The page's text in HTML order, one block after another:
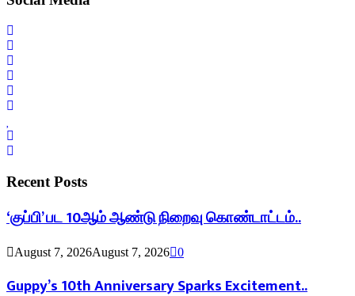
Recent Posts
‘குப்பி’ பட 10ஆம் ஆண்டு நிறைவு கொண்டாட்டம்..
August 7, 2026August 7, 2026 0
Guppy’s 10th Anniversary Sparks Excitement..